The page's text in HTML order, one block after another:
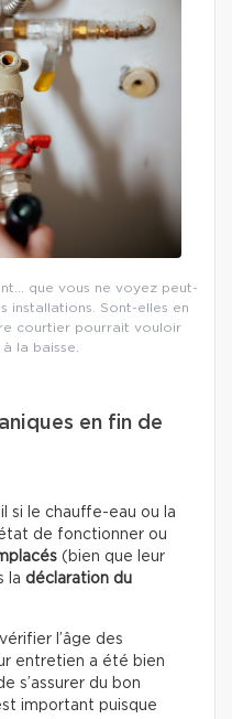
que vous ne voyez peut-
installations. Sont-elles en
courtier pourrait vouloir
la baisse.
en fin de
si le chauffe-eau ou la
de fonctionner ou
(bien que leur
la déclaration du
l’âge des
entretien a été bien
s’assurer du bon
important puisque